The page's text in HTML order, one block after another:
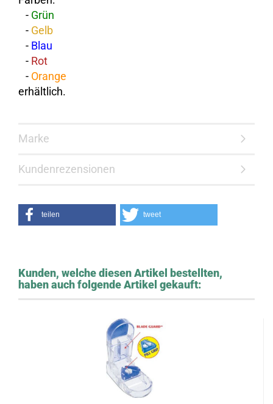
- Grün
- Gelb
- Blau
- Rot
- Orange
erhältlich.
Marke
Kundenrezensionen
teilen tweet
Kunden, welche diesen Artikel bestellten,
haben auch folgende Artikel gekauft: